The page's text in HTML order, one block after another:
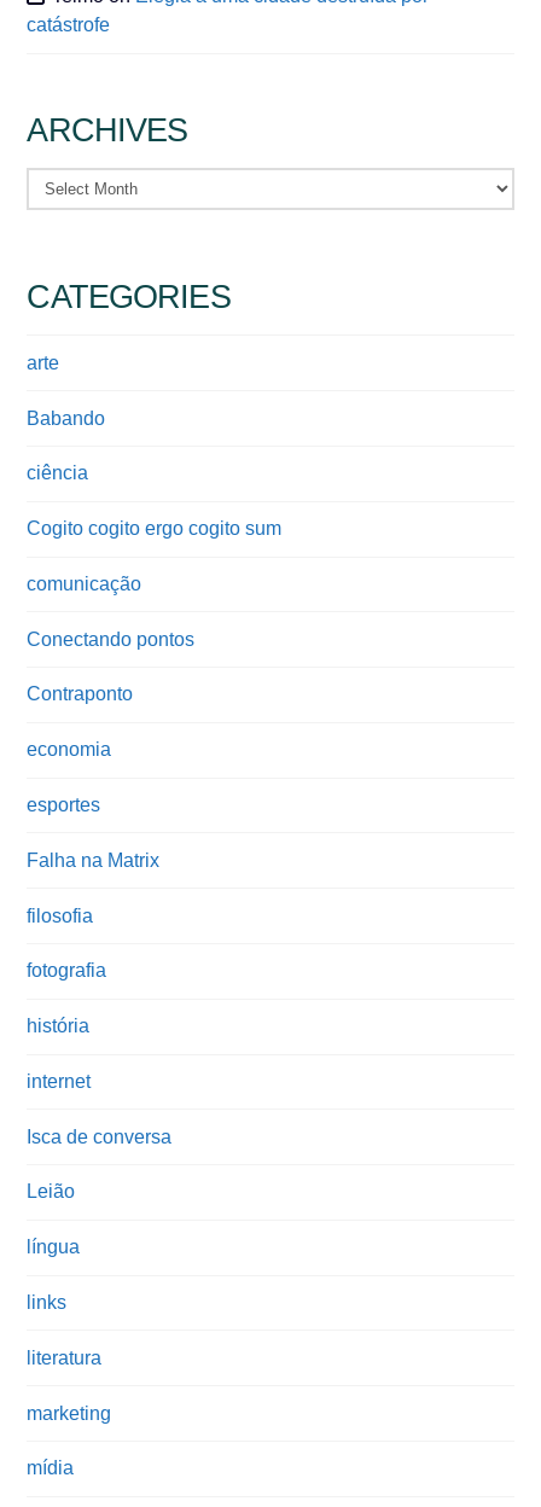
catástrofe
ARCHIVES
Archives
CATEGORIES
arte
Babando
ciência
Cogito cogito ergo cogito sum
comunicação
Conectando pontos
Contraponto
economia
esportes
Falha na Matrix
filosofia
fotografia
história
internet
Isca de conversa
Leião
língua
links
literatura
marketing
mídia